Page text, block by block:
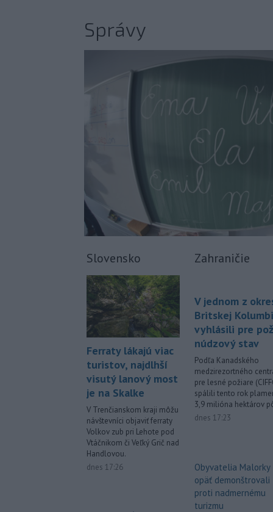
Správy
Slovensko
Ferraty lákajú viac
turistov, najdlhší
visutý lanový most
je na Skalke
V Trenčianskom kraji môžu
návštevníci objaviť ferraty
Volkov zub pri Lehote pod
Vtáčnikom či Veľký Grič nad
Handlovou.
dnes 17:26
Zahraničie
V jednom z
Britskej
vyhlásili pre
núdzový stav
Podľa Kanadského
medzirezortného
pre lesné požiare
spálili tento rok
3,9 milióna hektárov
dnes 17:23
Obyvatelia Malorky
opäť demonštrovali
proti nadmernému
turizmu